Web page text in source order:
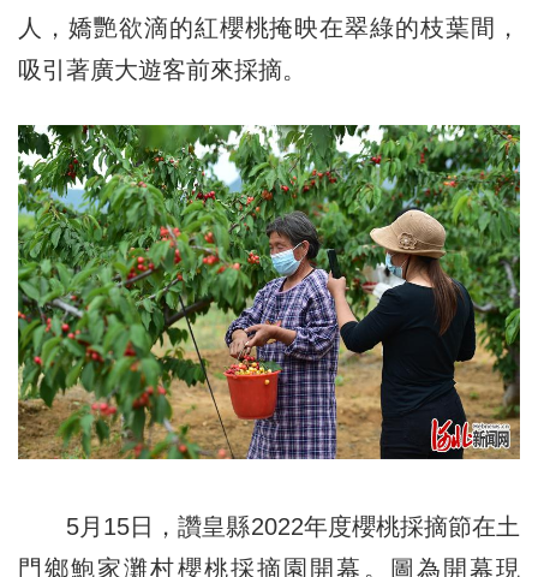
人，嬌艷欲滴的紅櫻桃掩映在翠綠的枝葉間，
吸引著廣大遊客前來採摘。
5月15日，讚皇縣2022年度櫻桃採摘節在土
門鄉鮑家灘村櫻桃採摘園開幕。圖為開幕現